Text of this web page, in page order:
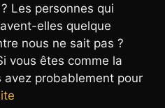
Les personnes qui
elles quelque
nous ne sait pas ?
vous êtes comme la
probablement pour